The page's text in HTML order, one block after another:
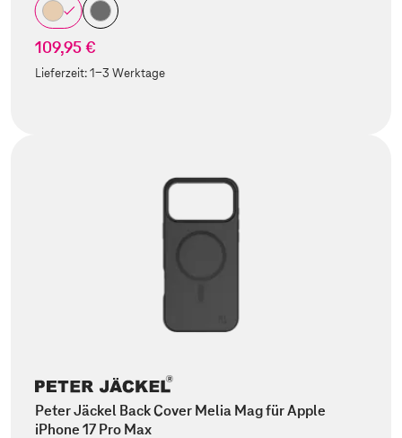
109,95 €
Lieferzeit:1-3 Werktage
Peter Jäckel Back Cover Melia Mag für Apple
iPhone 17 Pro Max